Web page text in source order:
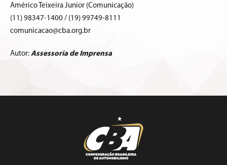
Américo Teixeira Junior (Comunicação)
(11) 98347-1400 / (19) 99749-8111
comunicacao@cba.org.br
Autor: Assessoria de Imprensa